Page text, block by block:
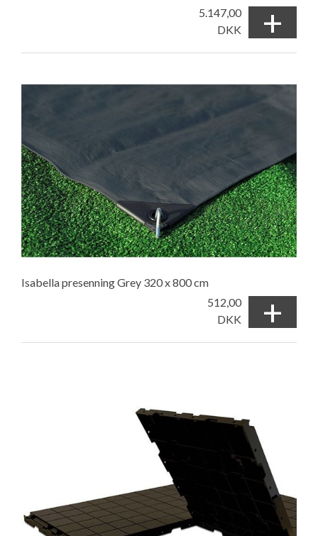
5.147,00
DKK
+
Isabella presenning Grey 320 x 800 cm
512,00
DKK
+